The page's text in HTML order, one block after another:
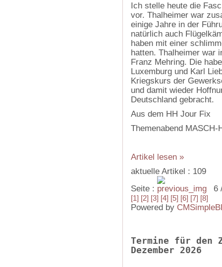
Ich stelle heute die
vor. Thalheimer war
einige Jahre in der
natürlich auch
haben mit einer
hatten. Thalheimer war
Franz Mehring. Die
Luxemburg und Karl
Kriegskurs der
und damit wieder
Deutschland gebracht.
Aus dem HH Jour Fix
Themenabend MASCH-
Artikel lesen »
aktuelle Artikel : 109
Seite :
6
[1] [2] [3] [4] [5] [6] [7] [8]
Powered by
Termine für den
Dezember 2026